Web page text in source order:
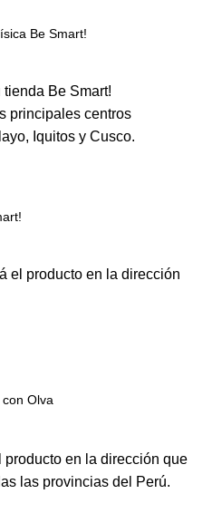
Be Smart!
Be Smart!
principales centros
Iquitos y Cusco.
el producto en la dirección
Olva
en la dirección que
las provincias del Perú.